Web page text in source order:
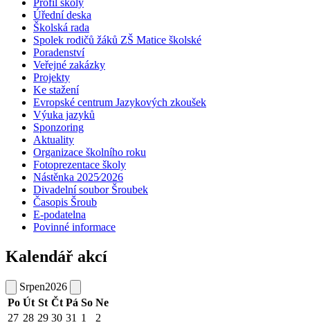
Profil školy
Úřední deska
Školská rada
Spolek rodičů žáků ZŠ Matice školské
Poradenství
Veřejné zakázky
Projekty
Ke stažení
Evropské centrum Jazykových zkoušek
Výuka jazyků
Sponzoring
Aktuality
Organizace školního roku
Fotoprezentace školy
Nástěnka 2025⁄2026
Divadelní soubor Šroubek
Časopis Šroub
E-podatelna
Povinné informace
Kalendář akcí
Srpen2026
Po Út St Čt Pá So Ne
27 28 29 30 31 1
2